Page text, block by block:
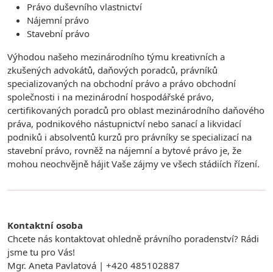
Právo duševního vlastnictví
Nájemní právo
Stavební právo
Výhodou našeho mezinárodního týmu kreativních a
zkušených advokátů, daňových poradců, právníků
specializovaných na obchodní právo a právo obchodní
společnosti i na mezinárodní hospodářské právo,
certifikovaných poradců pro oblast mezinárodního daňového
práva, podnikového nástupnictví nebo sanací a likvidací
podniků i absolventů kurzů pro právníky se specializací na
stavební právo, rovněž na nájemní a bytové právo je, že
mohou neochvějně hájit Vaše zájmy ve všech stádiích řízení.
Kontaktní osoba
Chcete nás kontaktovat ohledně právního poradenství? Rádi
jsme tu pro Vás!
Mgr. Aneta Pavlatová | +420 485102887